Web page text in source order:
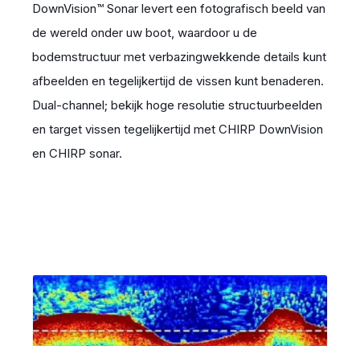
DownVision™ Sonar levert een fotografisch beeld van
de wereld onder uw boot, waardoor u de
bodemstructuur met verbazingwekkende details kunt
afbeelden en tegelijkertijd de vissen kunt benaderen.
Dual-channel; bekijk hoge resolutie structuurbeelden
en target vissen tegelijkertijd met CHIRP DownVision
en CHIRP sonar.